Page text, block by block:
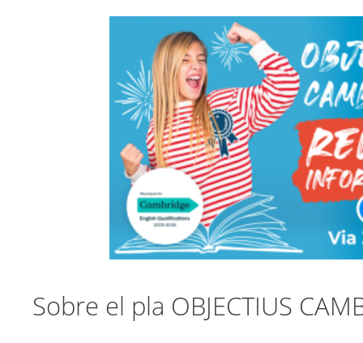
Sobre el pla OBJECTIUS